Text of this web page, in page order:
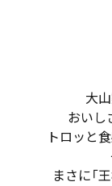
大
おいし
トロッと
まさに「